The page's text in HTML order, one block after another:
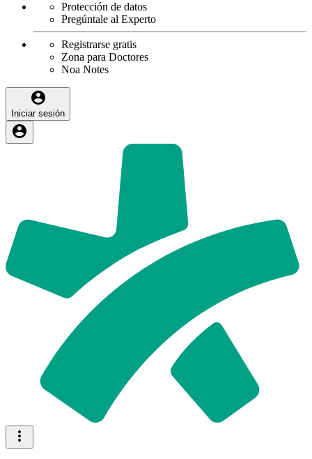
Protección de datos
Pregúntale al Experto
Registrarse gratis
Zona para Doctores
Noa Notes
Iniciar sesión